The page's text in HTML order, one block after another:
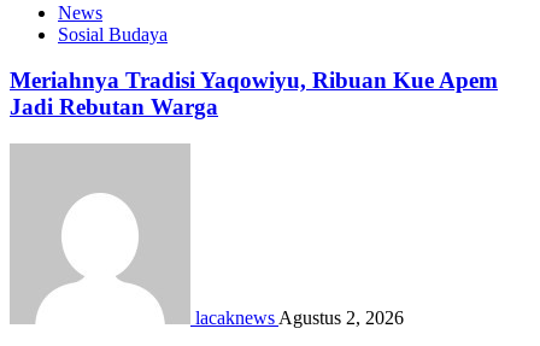
News
Sosial Budaya
Meriahnya Tradisi Yaqowiyu, Ribuan Kue Apem
Jadi Rebutan Warga
lacaknews Agustus 2, 2026